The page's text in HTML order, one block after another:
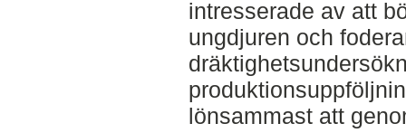
intresserade av att
ungdjuren och
lönsammast att